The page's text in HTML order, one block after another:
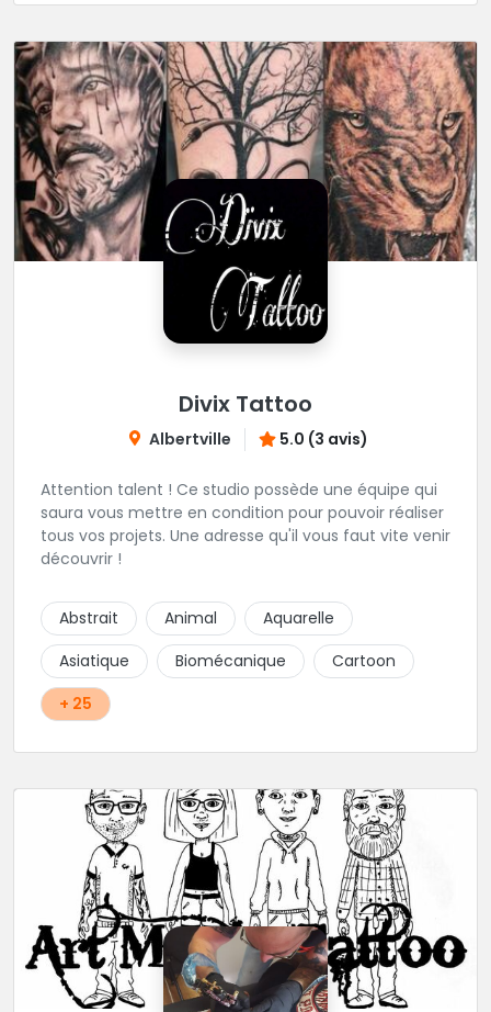
Divix Tattoo
Albertville 5.0 (3 avis)
Attention talent ! Ce studio possède une équipe qui
saura vous mettre en condition pour pouvoir réaliser
tous vos projets. Une adresse qu'il vous faut vite venir
découvrir !
Abstrait Animal
Aquarelle
Asiatique
Biomécanique
Cartoon
+ 25